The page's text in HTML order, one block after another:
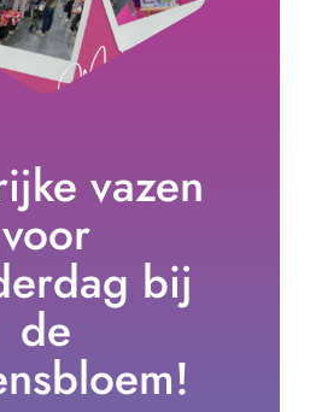
vazen
voor
bij
de